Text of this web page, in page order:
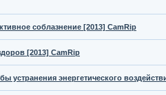
соблазнение [2013] CamRip
[2013] CamRip
устранения энергетического